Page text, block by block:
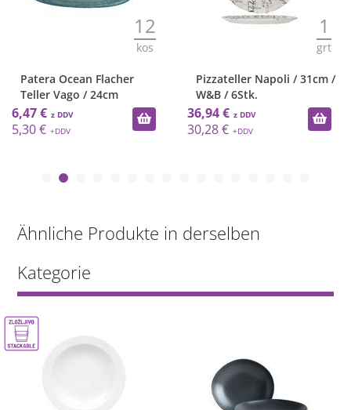
12
kos
Patera Ocean Flacher
Teller Vago / 24cm
6,47 €
5,30 €
1
grt
Pizzateller Napoli / 31cm /
W&B / 6Stk.
36,94 €
30,28 €
Ähnliche Produkte in derselben
Kategorie